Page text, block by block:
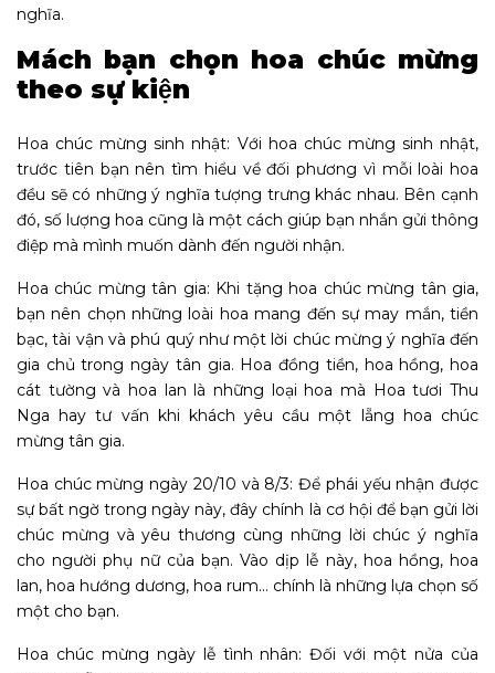
nghĩa.
Mách bạn chọn hoa chúc mừng
theo sự kiện
Hoa chúc mừng sinh nhật: Với hoa chúc mừng sinh nhật,
trước tiên bạn nên tìm hiểu về đối phương vì mỗi loài hoa
đều sẽ có những ý nghĩa tượng trưng khác nhau. Bên cạnh
đó, số lượng hoa cũng là một cách giúp bạn nhắn gửi thông
điệp mà mình muốn dành đến người nhận.
Hoa chúc mừng tân gia: Khi tặng hoa chúc mừng tân gia,
bạn nên chọn những loài hoa mang đến sự may mắn, tiền
bạc, tài vận và phú quý như một lời chúc mừng ý nghĩa đến
gia chủ trong ngày tân gia. Hoa đồng tiền, hoa hồng, hoa
cát tường và hoa lan là những loại hoa mà Hoa tươi Thu
Nga hay tư vấn khi khách yêu cầu một lẵng hoa chúc
mừng tân gia.
Hoa chúc mừng ngày 20/10 và 8/3: Để phái yếu nhận được
sự bất ngờ trong ngày này, đây chính là cơ hội để bạn gửi lời
chúc mừng và yêu thương cùng những lời chúc ý nghĩa
cho người phụ nữ của bạn. Vào dịp lễ này, hoa hồng, hoa
lan, hoa hướng dương, hoa rum… chính là những lựa chọn số
một cho bạn.
Hoa chúc mừng ngày lễ tình nhân: Đối với một nửa của